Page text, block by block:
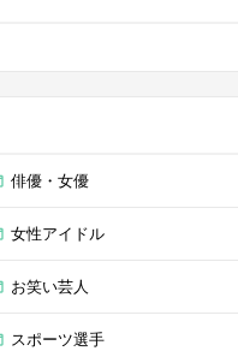
俳優・女優
女性アイドル
お笑い芸人
スポーツ選手